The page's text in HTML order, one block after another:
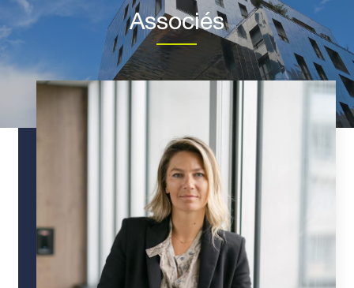
Associés